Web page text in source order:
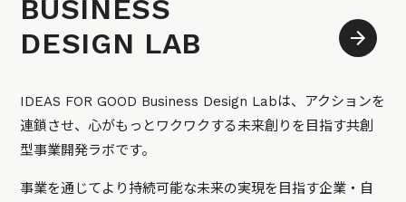
BUSINESS
DESIGN LAB
IDEAS FOR GOOD Business Design Labは、アクションを
連鎖させ、心がもっとワクワクする未来創りを目指す共創
型事業開発ラボです。
事業を通じてより持続可能な未来の実現を目指す企業・自